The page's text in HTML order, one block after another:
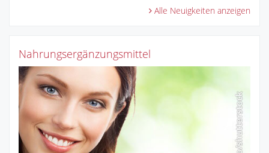
Alle Neuigkeiten anzeigen
Nahrungsergänzungsmittel